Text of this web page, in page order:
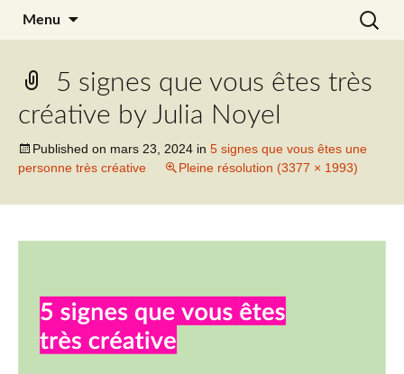
Julia Noyel
Menu
5 signes que vous êtes très
créative by Julia Noyel
Published on mars 23, 2024 in 5 signes que vous êtes une
personne très créative
Pleine résolution (3377 × 1993)